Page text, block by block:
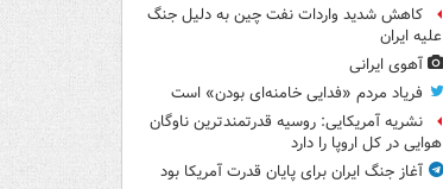
کاهش شدید واردات نفت چین به دلیل جنگ
علیه ایران
آهوی ایرانی
فریاد مردم «فدایی خامنه‌ای بودن» است
نشریه آمریکایی: روسیه قدرتمندترین ناوگان
هوایی در کل اروپا را دارد
آغاز جنگ ایران برای پایان قدرت آمریکا بود